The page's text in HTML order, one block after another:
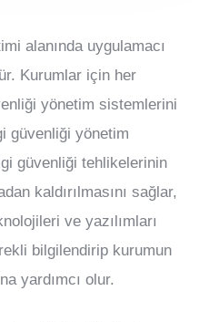
alanında uygulamacı
Kurumlar için her
yönetim sistemlerini
güvenliği yönetim
güvenliği tehlikelerinin
kaldırılmasını sağlar,
ve yazılımları
bilgilendirip kurumun
yardımcı olur.